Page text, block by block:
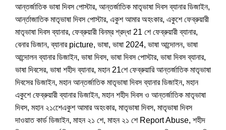
আন্তর্জাতিক ভাষা দিবস পোস্টার, আন্তর্জাতিক মাতৃভাষা দিবস ব্যানার ডিজাইন,
আর্ন্তাজাতিক মাতৃভাষা দিবস পোস্টার, একুশ আমার অহংকার, একুশে ফেব্রুয়ারী
মাতৃভাষা দিবস ব্যানার, ফেব্রুয়ারী বিনম্র শ্রদ্ধা 21 শে ফেব্রুয়ারী ব্যানার,
বেনার ডিজান, ব্যানার picture, ভাষা, ভাষা 2024, ভাষা আন্দোলন, ভাষা
আন্দোলন ব্যানার ডিজাইন, ভাষা দিবস, ভাষা দিবস পোস্টার, ভাষা দিবস ব্যানার,
ভাষা দিবসের, ভাষা শহীদ ব্যানার, মহান 21শে ফেব্রুয়ারি আন্তর্জাতিক মাতৃভাষা
দিবসের ডিজাইন, মহান আন্তর্জাতিক মাতৃভাষা দিবস ব্যানার ডিজাইন, মহান
একুশে ফেব্রুয়ারী ব্যানার ডিজাইন, মহান শহীদ দিবস ও আন্তর্জাতিক মাতৃভাষা
দিবস, মহান ২১শেেএকুশ আমার অহংকার, মাতৃভাষা দিবস, মাতৃভাষা দিবস
দাওয়াত কার্ড ডিজাইন, মাহন ২১ শে, মাহন ২১ শে Report Abuse, শহীদ